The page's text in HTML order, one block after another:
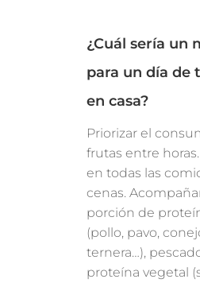
¿Cuál sería un
para un día de
en casa?
Priorizar el
frutas entre
en todas las
cenas.
porción de
(pollo, pavo,
ternera…),
proteína vegetal